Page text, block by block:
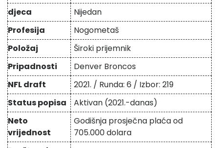
djeca
Nijedan
Profesija
Nogometaš
Položaj
Široki prijemnik
Pripadnosti
Denver Broncos
NFL draft
2021. / Runda: 6 / Izbor: 219
Status popisa
Aktivan (2021.-danas)
Neto
vrijednost
Godišnja prosječna plaća od
705.000 dolara